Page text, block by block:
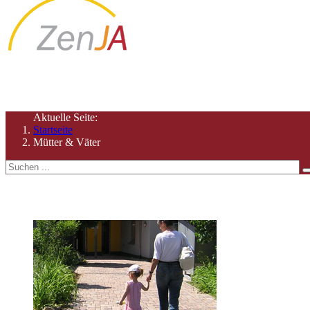
Hier finden Sie Angebote, die für (werdende) Eltern
Aktuelle Seite:
Startseite
Mütter & Väter